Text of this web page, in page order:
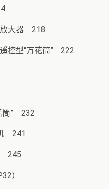
放大器 218
控型“万花筒” 222
筒” 232
241
245
）